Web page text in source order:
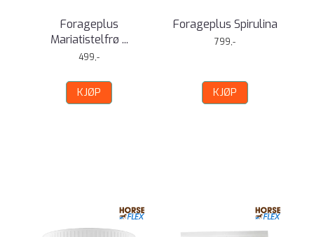
Forageplus
Mariatistelfrø ...
499,-
KJØP
Forageplus Spirulina
799,-
KJØP